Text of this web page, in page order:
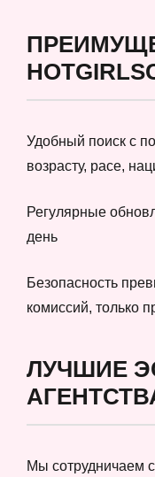
Удобный поиск с
возрасту, расе,
Регулярные
день
Безопасность
комиссий, только
ЛУЧШИЕ
Мы сотрудничаем с